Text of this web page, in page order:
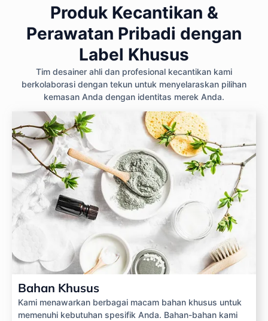
Produk Kecantikan &
Perawatan Pribadi dengan
Label Khusus
Tim desainer ahli dan profesional kecantikan kami
berkolaborasi dengan tekun untuk menyelaraskan pilihan
kemasan Anda dengan identitas merek Anda.
Bahan Khusus
Kami menawarkan berbagai macam bahan khusus untuk
memenuhi kebutuhan spesifik Anda. Bahan-bahan kami